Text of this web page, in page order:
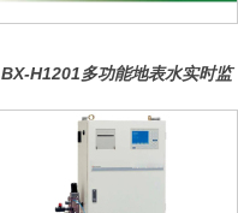
BX-H1201多功能地表水实时监